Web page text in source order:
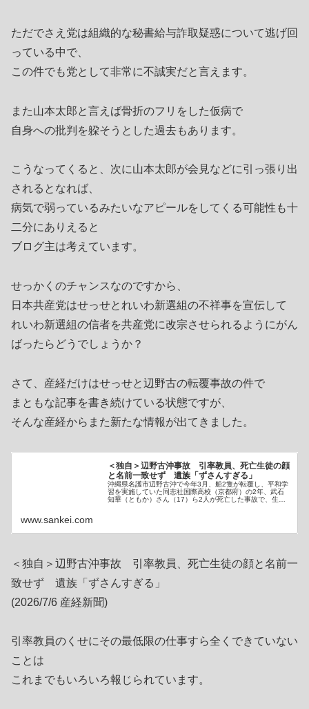
ただでさえ党は組織的な秘書給与詐取疑惑について逃げ回
っている中で、
この件でも党として非常に不誠実だと言えます。
また山本太郎と言えば骨折のフリをした仮病で
自身への批判を躱そうとした過去もあります。
こうなってくると、次に山本太郎が会見などに引っ張り出
されるとなれば、
病気で弱っているみたいなアピールをしてくる可能性も十
二分にありえると
ブログ主は考えています。
せっかくのチャンスなのですから、
日本共産党はせっせとれいわ新選組の不祥事を宣伝して
れいわ新選組の信者を共産党に改宗させられるようにがん
ばったらどうでしょうか？
さて、産経だけはせっせと辺野古の転覆事故の件で
まともな記事を書き続けている状態ですが、
そんな産経からまた新たな情報が出てきました。
＜独自＞辺野古沖事故 引率教員、死亡生徒の顔
と名前一致せず 遺族「ずさんすぎる」
沖縄県名護市辺野古沖で今年3月、船2隻が転覆し、平和学
習を実施していた同志社国際高校（京都府）の2年、武石
知華（ともか）さん（17）ら2人が死亡した事故で、生…
www.sankei.com
＜独自＞辺野古沖事故 引率教員、死亡生徒の顔と名前一
致せず 遺族「ずさんすぎる」
(2026/7/6 産経新聞)
引率教員のくせにその最低限の仕事すら全くできていない
ことは
これまでもいろいろ報じられています。